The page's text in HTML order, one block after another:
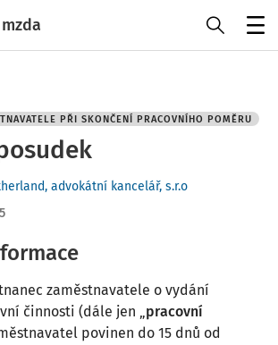
PŘI SKONČENÍ PRACOVNÍHO POMĚRU
advokátní kancelář, s.r.o
zaměstnavatele o vydání
činnosti (dále jen „pracovní
povinen do 15 dnů od